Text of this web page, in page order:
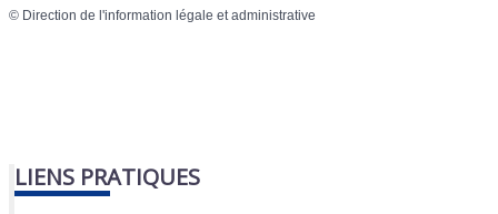
© Direction de l'information légale et administrative
LIENS PRATIQUES